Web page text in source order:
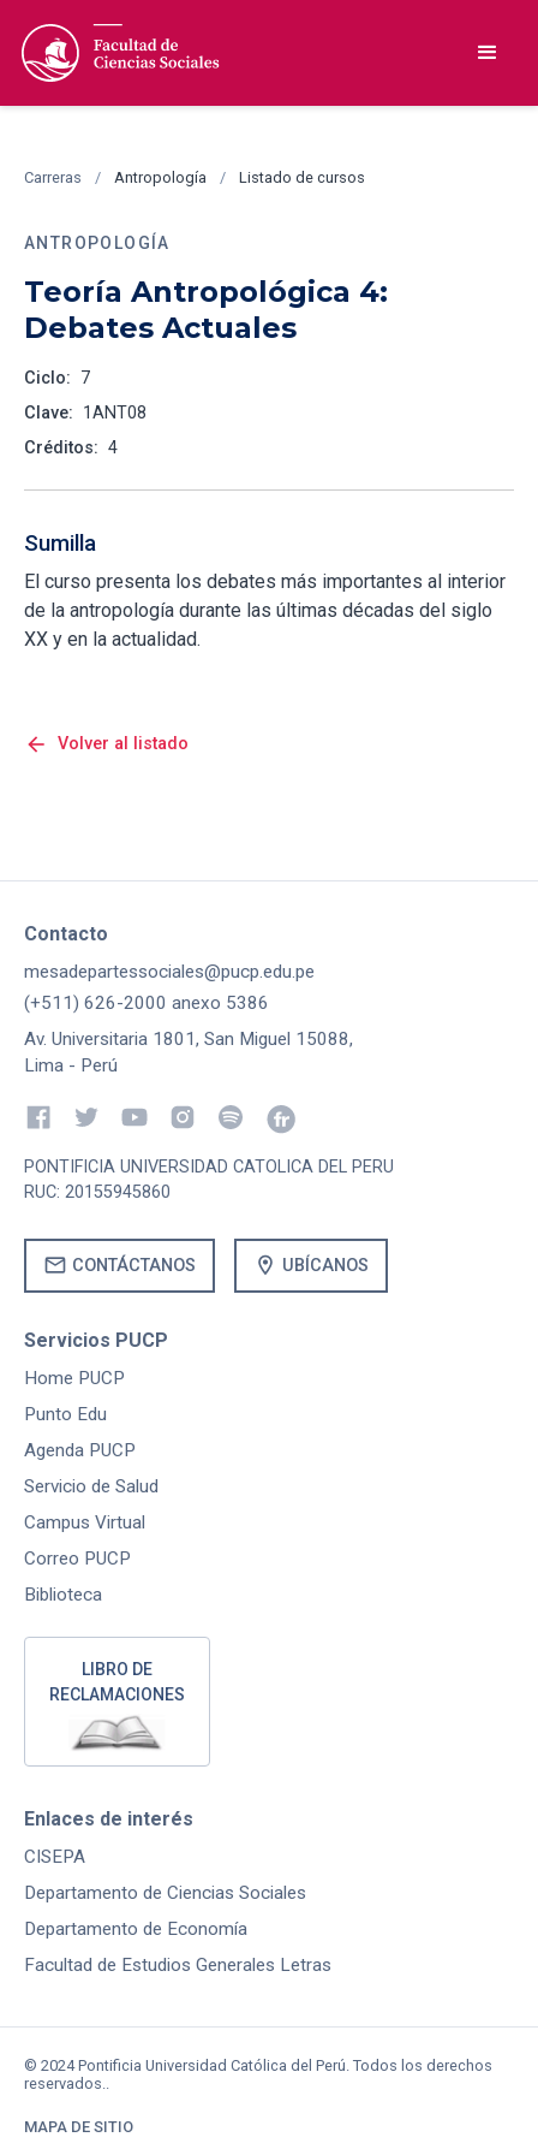
Carreras / Antropología / Listado de cursos
ANTROPOLOGÍA
Teoría Antropológica 4:
Debates Actuales
Ciclo: 7
Clave: 1ANT08
Créditos: 4
Sumilla
El curso presenta los debates más importantes al interior
de la antropología durante las últimas décadas del siglo
XX y en la actualidad.
arrow_back Volver al listado
Contacto
mesadepartessociales@pucp.edu.pe
(+511) 626-2000 anexo 5386
Av. Universitaria 1801, San Miguel 15088,
Lima - Perú
PONTIFICIA UNIVERSIDAD CATOLICA DEL PERU
RUC: 20155945860
mail CONTÁCTANOS location_on UBÍCANOS
Servicios PUCP
Home PUCP
Punto Edu
Agenda PUCP
Servicio de Salud
Campus Virtual
Correo PUCP
Biblioteca
LIBRO DE
RECLAMACIONES
Enlaces de interés
CISEPA
Departamento de Ciencias Sociales
Departamento de Economía
Facultad de Estudios Generales Letras
© 2024 Pontificia Universidad Católica del Perú. Todos los derechos
reservados..
MAPA DE SITIO